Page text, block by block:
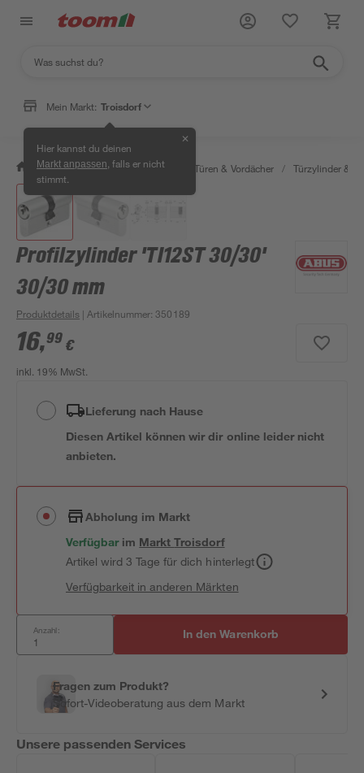
Mein Markt: Troisdorf
Hier kannst du deinen
Markt anpassen , falls er nicht
stimmt.
✕
/ Bauen & Renovieren / Fenster, Türen & Vordächer / Türzylinder &
Profilzylinder 'TI12ST 30/30'
30/30 mm
Produktdetails | Artikelnummer:350189
16,99 €
inkl. 19% MwSt.
Lieferung nach Hause
Diesen Artikel können wir dir online leider nicht
anbieten.
Abholung im Markt
Verfügbar im MarktTroisdorf
Artikel wird 3 Tage für dich hinterlegt
Verfügbarkeit in anderen Märkten
Anzahl: In den Warenkorb
Fragen zum Produkt?
Sofort-Videoberatung aus dem Markt
Unsere passenden Services